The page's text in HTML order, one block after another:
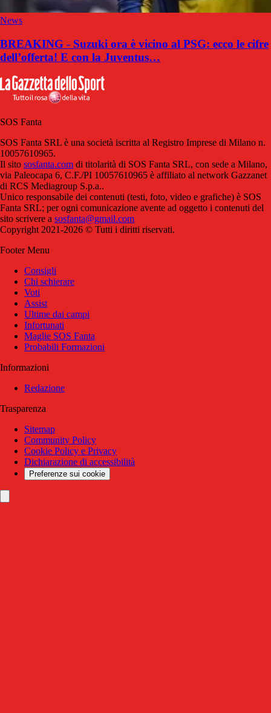
News
BREAKING - Suzuki ora è vicino al PSG: ecco le cifre
dell’offerta! E con la Juventus…
SOS Fanta
SOS Fanta SRL è una società iscritta al Registro Imprese di Milano n.
10057610965.
Il sito sosfanta.com di titolarità di SOS Fanta SRL, con sede a Milano,
via Paleocapa 6, C.F./PI 10057610965 è affiliato al network Gazzanet
di RCS Mediagroup S.p.a..
Unico responsabile dei contenuti (testi, foto, video e grafiche) è SOS
Fanta SRL; per ogni comunicazione avente ad oggetto i contenuti del
sito scrivere a sosfanta@gmail.com
Copyright 2021-2026 © Tutti i diritti riservati.
Footer Menu
Consigli
Chi schierare
Voti
Assist
Ultime dai campi
Infortunati
Maglie SOS Fanta
Probabili Formazioni
Informazioni
Redazione
Trasparenza
Sitemap
Community Policy
Cookie Policy e Privacy
Dichiarazione di accessibilità
Preferenze sui cookie